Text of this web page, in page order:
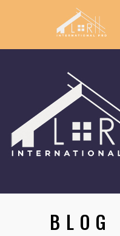
BLOG